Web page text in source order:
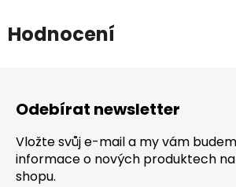
Hodnocení
Odebírat newsletter
Vložte svůj e-mail a my vám
informace o nových produktech
shopu.